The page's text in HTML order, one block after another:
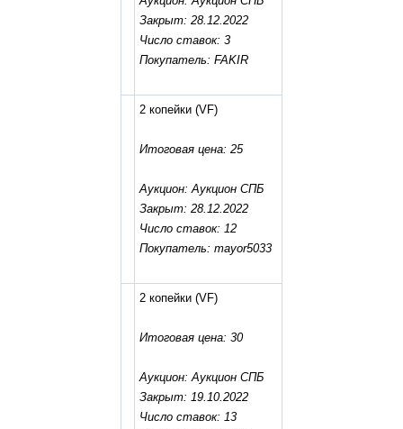
Закрыт: 28.12.2022
Число ставок: 3
Покупатель: FAKIR
2 копейки (VF)
Итоговая цена: 25
Аукцион: Аукцион СПБ
Закрыт: 28.12.2022
Число ставок: 12
Покупатель: mayor5033
2 копейки (VF)
Итоговая цена: 30
Аукцион: Аукцион СПБ
Закрыт: 19.10.2022
Число ставок: 13